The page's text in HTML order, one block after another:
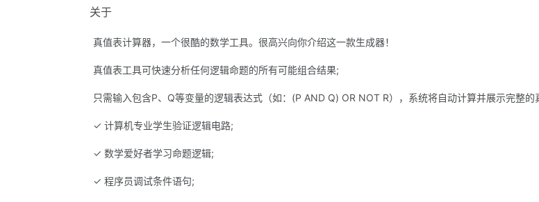
关于
真值表计算器，一个很酷的数学工具。很高兴向你介绍这一款生成器！
真值表工具可快速分析任何逻辑命题的所有可能组合结果;
只需输入包含P、Q等变量的逻辑表达式（如：(P AND Q) OR NOT R），系统将自动计算并展示完整的
✓ 计算机专业学生验证逻辑电路;
✓ 数学爱好者学习命题逻辑;
✓ 程序员调试条件语句;